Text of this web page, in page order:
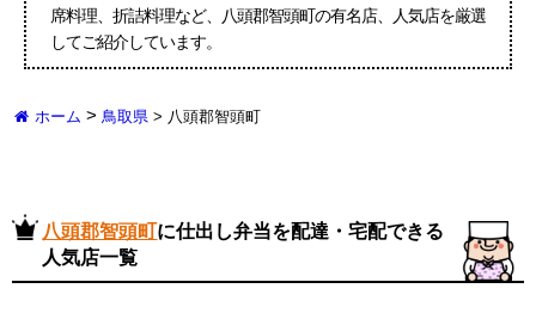
席料理、折詰料理など、八頭郡智頭町の有名店、人気店を厳選
してご紹介しています。
ホーム > 鳥取県 > 八頭郡智頭町
八頭郡智頭町に仕出し弁当を配達・宅配できる
人気店一覧